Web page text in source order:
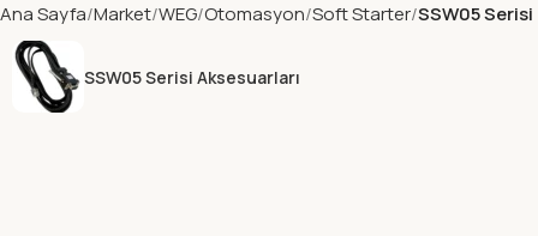
Ana Sayfa Market WEG Otomasyon Soft Starter SSW05 Serisi
SSW05 Serisi Aksesuarları